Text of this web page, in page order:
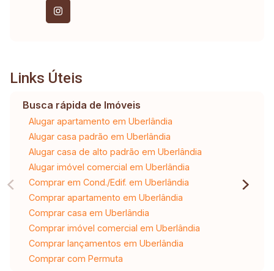
Links Úteis
Busca rápida de Imóveis
Alugar apartamento em Uberlândia
Alugar casa padrão em Uberlândia
Alugar casa de alto padrão em Uberlândia
Alugar imóvel comercial em Uberlândia
Comprar em Cond./Edif. em Uberlândia
Comprar apartamento em Uberlândia
Comprar casa em Uberlândia
Comprar imóvel comercial em Uberlândia
Comprar lançamentos em Uberlândia
Comprar com Permuta